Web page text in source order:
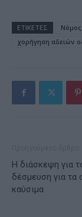
ΕΤΙΚΕΤΕΣ Νόμος
χορήγηση αδειών
Η διάσκεψη για
δέσμευση για τα
καύσιμα